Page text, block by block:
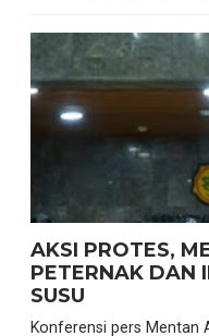
AKSI PROTES,
PETERNAK DAN
SUSU
Konferensi pers Mentan